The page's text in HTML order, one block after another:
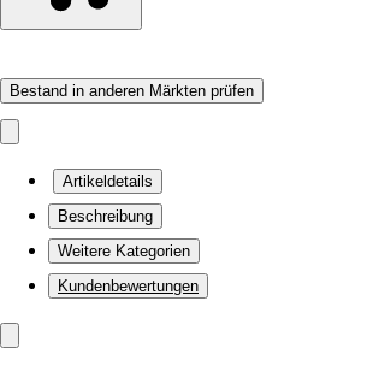
Bestand in anderen Märkten prüfen
Artikeldetails
Beschreibung
Weitere Kategorien
Kundenbewertungen